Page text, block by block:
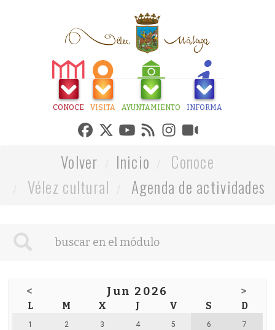
CONOCE VISITA AYUNTAMIENTO INFORMA
Volver Inicio
Conoce
Vélez cultural
Agenda de actividades
< Jun 2026 >
L M X J V S D
1 2 3 4 5 6 7